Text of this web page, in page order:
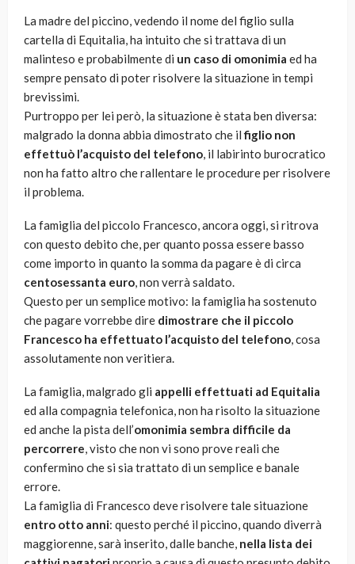
La madre del piccino, vedendo il nome del figlio sulla
cartella di Equitalia, ha intuito che si trattava di un
malinteso e probabilmente di un caso di omonimia ed ha
sempre pensato di poter risolvere la situazione in tempi
brevissimi.
Purtroppo per lei però, la situazione è stata ben diversa:
malgrado la donna abbia dimostrato che ilfiglio non
effettuò l’acquisto del telefono, il labirinto burocratico
non ha fatto altro che rallentare le procedure per risolvere
il problema.
La famiglia del piccolo Francesco, ancora oggi, si ritrova
con questo debito che, per quanto possa essere basso
come importo in quanto la somma da pagare è di circa
centosessanta euro, non verrà saldato.
Questo per un semplice motivo: la famiglia ha sostenuto
che pagare vorrebbe dire dimostrare che il piccolo
Francesco ha effettuato l’acquisto del telefono, cosa
assolutamente non veritiera.
La famiglia, malgrado gli appelli effettuati ad Equitalia
ed alla compagnia telefonica, non ha risolto la situazione
ed anche la pista dell’omonimia sembra difficile da
percorrere, visto che non vi sono prove reali che
confermino che si sia trattato di un semplice e banale
errore.
La famiglia di Francesco deve risolvere tale situazione
entro otto anni: questo perché il piccino, quando diverrà
maggiorenne, sarà inserito, dalle banche, nella lista dei